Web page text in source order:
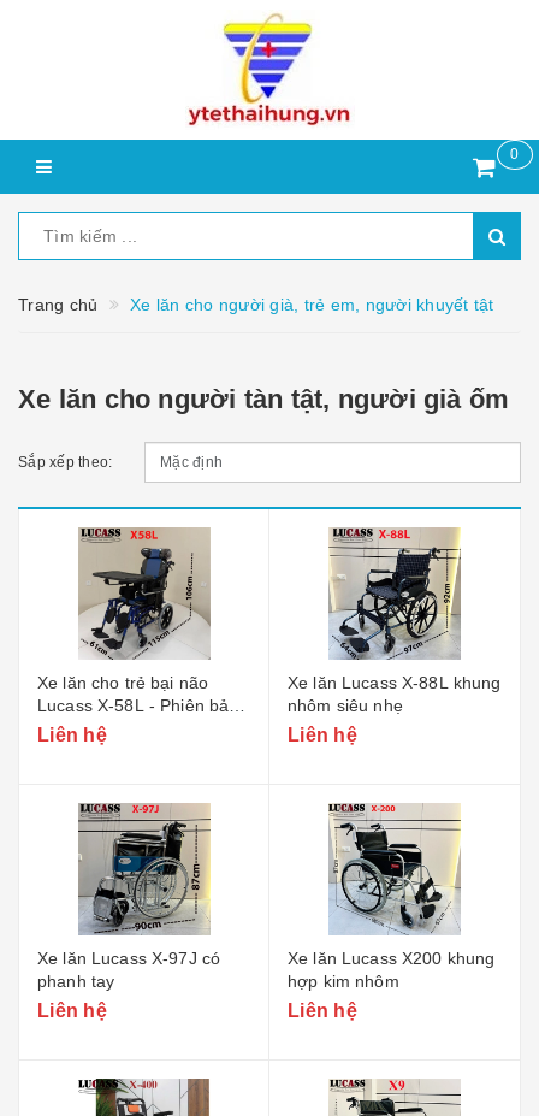
0
Trang chủ Xe lăn cho người già, trẻ em, người khuyết tật
Xe lăn cho người tàn tật, người già ốm
Sắp xếp theo:
Xe lăn cho trẻ bại não
Lucass X-58L - Phiên bản
nhỏ
Liên hệ
Xe lăn Lucass X-88L khung
nhôm siêu nhẹ
Liên hệ
Xe lăn Lucass X-97J có
phanh tay
Liên hệ
Xe lăn Lucass X200 khung
hợp kim nhôm
Liên hệ